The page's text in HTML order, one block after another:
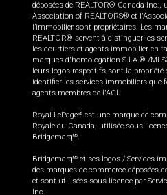
déposées de REALTOR® Canada
Association of REALTORS® et
l’immobilier sont propriétaires. Les
REALTOR® servent à distinguer les
les courtiers et agents immobilier en
marques d'homologation S.I.A.® /
leurs logos respectifs sont la propriété
identifier les services immobiliers que
agents membres de l'ACI.
Royal LePageMD est une marque de
Royale du Canada, utilisée sous
BridgemarqMD.
BridgemarqMD et ses logos / Services
des marques de commerce déposées
et sont utilisées sous licence par
Inc.